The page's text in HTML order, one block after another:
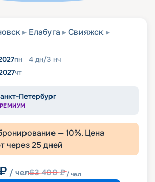
Елабуга
Свияжск
пн 4 дн/3 нч
чт
Петербург
—10%. Цена
через25 дней
/ чел63 400₽/ чел